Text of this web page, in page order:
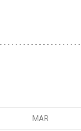
MAR